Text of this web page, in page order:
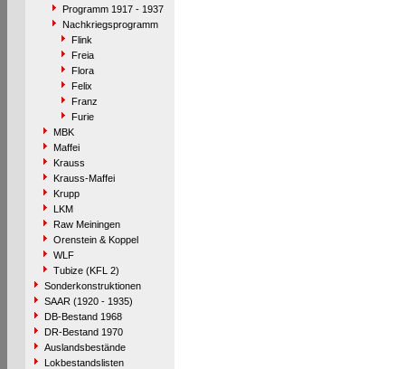
Programm 1917 - 1937
Nachkriegsprogramm
Flink
Freia
Flora
Felix
Franz
Furie
MBK
Maffei
Krauss
Krauss-Maffei
Krupp
LKM
Raw Meiningen
Orenstein & Koppel
WLF
Tubize (KFL 2)
Sonderkonstruktionen
SAAR (1920 - 1935)
DB-Bestand 1968
DR-Bestand 1970
Auslandsbestände
Lokbestandslisten